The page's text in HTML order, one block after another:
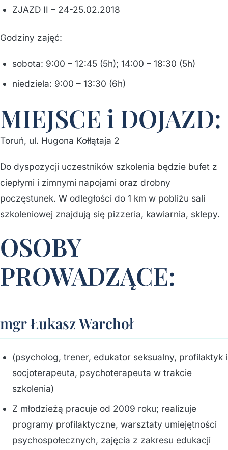
ZJAZD II – 24-25.02.2018
Godziny zajęć:
sobota: 9:00 – 12:45 (5h); 14:00 – 18:30 (5h)
niedziela: 9:00 – 13:30 (6h)
MIEJSCE i DOJAZD:
Toruń, ul. Hugona Kołłątaja 2
Do dyspozycji uczestników szkolenia będzie bufet z
ciepłymi i zimnymi napojami oraz drobny
poczęstunek. W odległości do 1 km w pobliżu sali
szkoleniowej znajdują się pizzeria, kawiarnia, sklepy.
OSOBY
PROWADZĄCE:
mgr Łukasz Warchoł
(psycholog, trener, edukator seksualny, profilaktyk i
socjoterapeuta, psychoterapeuta w trakcie
szkolenia)
Z młodzieżą pracuje od 2009 roku; realizuje
programy profilaktyczne, warsztaty umiejętności
psychospołecznych, zajęcia z zakresu edukacji